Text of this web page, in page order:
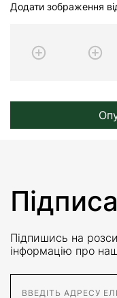
Додати зображення
Підпишись на
інформацію про